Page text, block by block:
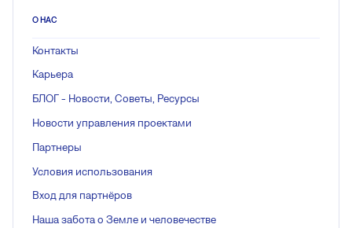
О НАС
Контакты
Карьера
БЛОГ - Новости, Советы, Ресурсы
Новости управления проектами
Партнеры
Условия использования
Вход для партнёров
Наша забота о Земле и человечестве